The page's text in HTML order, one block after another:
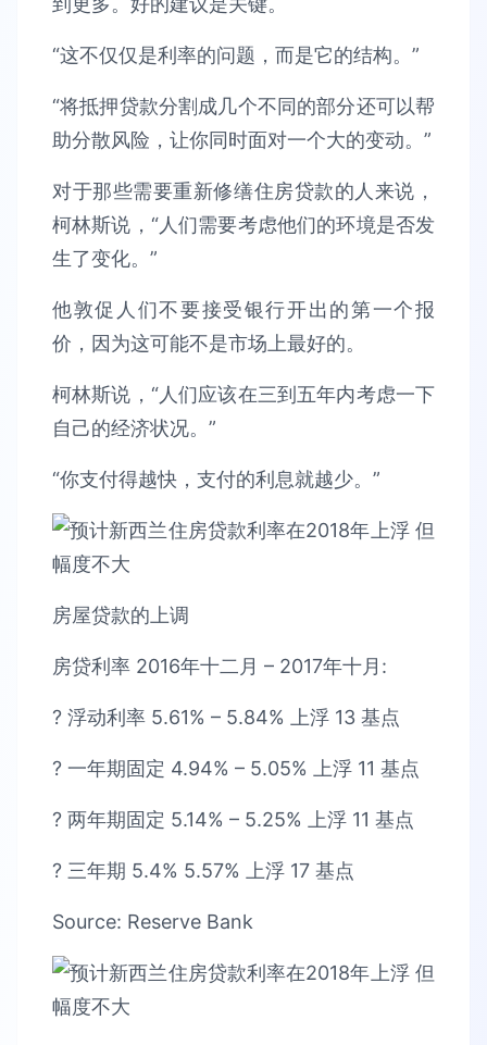
“这不仅仅是利率的问题，而是它的结构。”
“将抵押贷款分割成几个不同的部分还可以帮
助分散风险，让你同时面对一个大的变动。”
对于那些需要重新修缮住房贷款的人来说，
柯林斯说，“人们需要考虑他们的环境是否发
生了变化。”
他敦促人们不要接受银行开出的第一个报
价，因为这可能不是市场上最好的。
柯林斯说，“人们应该在三到五年内考虑一下
自己的经济状况。”
“你支付得越快，支付的利息就越少。”
房屋贷款的上调
房贷利率 2016年十二月 – 2017年十月:
? 浮动利率 5.61% – 5.84% 上浮 13 基点
? 一年期固定 4.94% – 5.05% 上浮 11 基点
? 两年期固定 5.14% – 5.25% 上浮 11 基点
? 三年期 5.4% 5.57% 上浮 17 基点
Source: Reserve Bank